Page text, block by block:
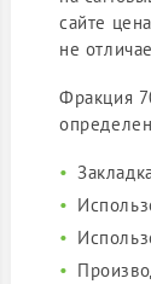
сайте
не
Фракция